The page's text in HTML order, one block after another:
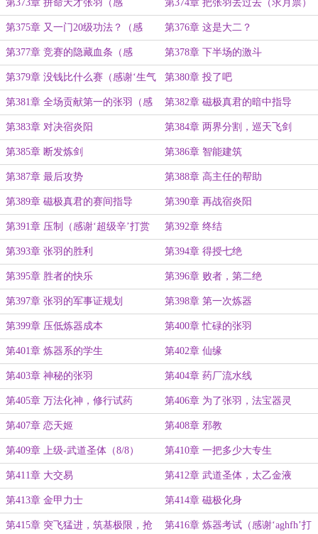
第373章 拼命天才张羽（感
谢‘_Charlotte_’打赏盟主）
第374章 把张羽丢过去（求月票）
第375章 又一门20级功法？（感
谢‘Mikkiii’打赏盟主）
第376章 这是大二？
第377章 竞赛的隐藏血条（感
谢‘hotpick打赏盟主’）
第378章 下半场的激斗
第379章 没钱比什么赛（感谢‘生气
猫咪’打赏盟主）
第380章 投了吧
第381章 全场贡献第一的张羽（感
谢‘生气猫咪’再次打赏盟主）
第382章 磁极真君的暗中指导
第383章 对决宿炎阳 第384章 两界分割，巡天飞剑
第385章 断发炼剑 第386章 智能建筑
第387章 最后攻势 第388章 高主任的帮助
第389章 磁极真君的赛间指导 第390章 再战宿炎阳
第391章 压制（感谢‘超级辛’打赏
盟主）
第392章 终结
第393章 张羽的胜利 第394章 得授七绝
第395章 胜者的快乐 第396章 败者，第二绝
第397章 张羽的军事证规划 第398章 第一次炼器
第399章 压低炼器成本 第400章 忙碌的张羽
第401章 炼器系的学生 第402章 仙缘
第403章 神秘的张羽 第404章 药厂流水线
第405章 万法化神，修行试药 第406章 为了张羽，法宝器灵
第407章 恋天姬 第408章 邪教
第409章 上级-武道圣体（8/8） 第410章 一把多少大专生
第411章 大交易 第412章 武道圣体，太乙金液
第413章 金甲力士 第414章 磁极化身
第415章 突飞猛进，筑基极限，抢 第416章 炼器考试（感谢‘aghfh’打